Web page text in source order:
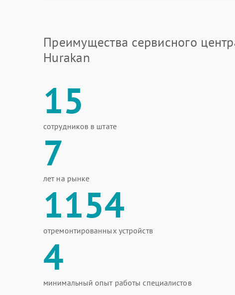
Преимущества сервисного
Hurakan
15
сотрудников в штате
7
лет на рынке
1154
отремонтированных устройств
4
минимальный опыт работы специалистов